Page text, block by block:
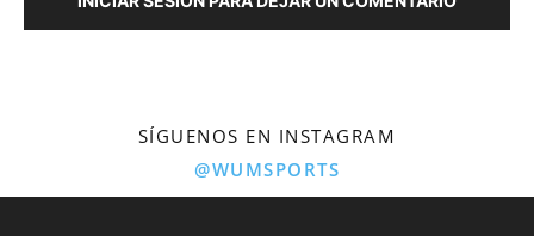
SÍGUENOS EN INSTAGRAM
@WUMSPORTS